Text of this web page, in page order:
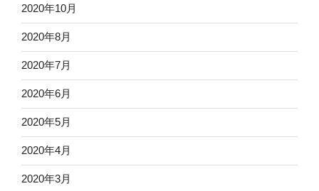
2020年10月
2020年8月
2020年7月
2020年6月
2020年5月
2020年4月
2020年3月